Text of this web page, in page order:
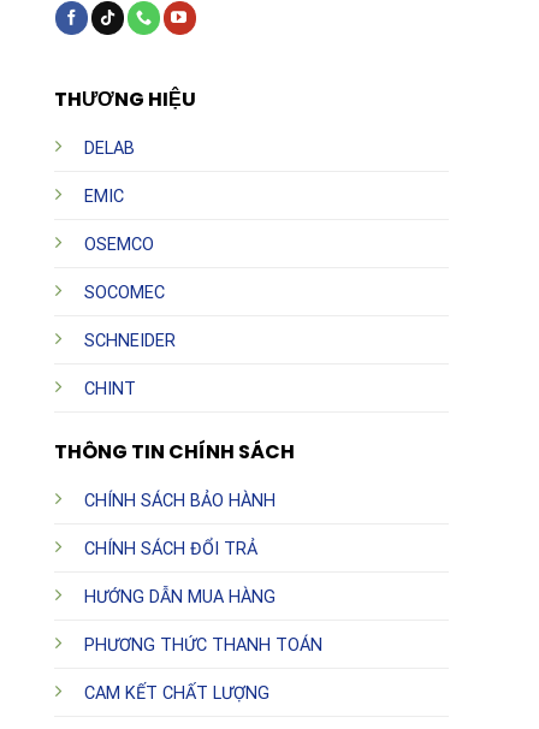
THƯƠNG HIỆU
DELAB
EMIC
OSEMCO
SOCOMEC
SCHNEIDER
CHINT
THÔNG TIN CHÍNH SÁCH
CHÍNH SÁCH BẢO HÀNH
CHÍNH SÁCH ĐỔI TRẢ
HƯỚNG DẪN MUA HÀNG
PHƯƠNG THỨC THANH TOÁN
CAM KẾT CHẤT LƯỢNG